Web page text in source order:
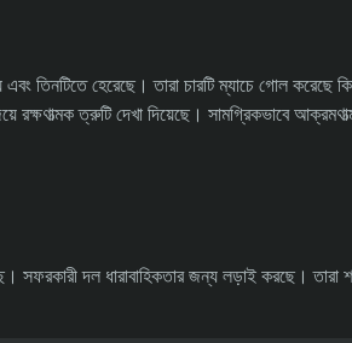
এবং তিনটিতে হেরেছে। তারা চারটি ম্যাচে গোল
রক্ষণাত্মক ত্রুটি দেখা দিয়েছে। সামগ্রিকভাবে
সফরকারী দল ধারাবাহিকতার জন্য লড়াই করছে। তারা